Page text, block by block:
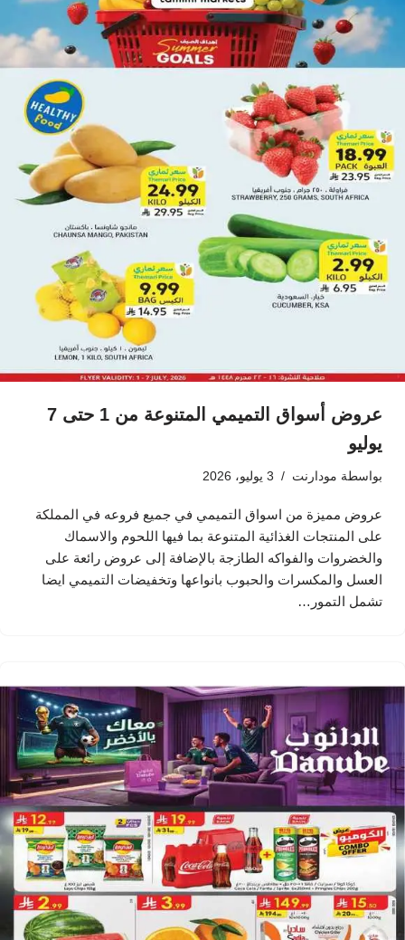
عروض أسواق التميمي المتنوعة من 1 حتى 7
يوليو
بواسطة مودارنت 3 يوليو، 2026
عروض مميزة من اسواق التميمي في جميع فروعه في المملكة
على المنتجات الغذائية المتنوعة بما فيها اللحوم والاسماك
والخضروات والفواكه الطازجة بالإضافة إلى عروض رائعة على
العسل والمكسرات والحبوب بانواعها وتخفيضات التميمي ايضا
تشمل التمور…